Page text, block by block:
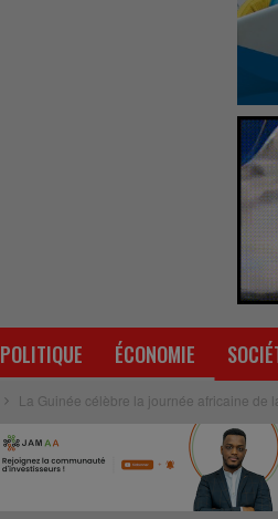
POLITIQUE ÉCONOMIE
La Guinée célèbre la journée africaine de